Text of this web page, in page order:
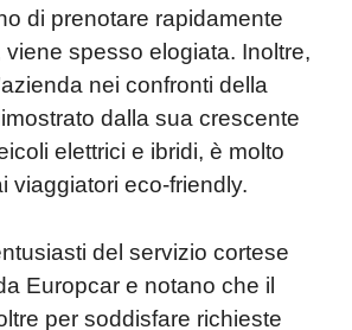
di prenotare rapidamente
spesso elogiata. Inoltre,
nei confronti della
dalla sua crescente
elettrici e ibridi, è molto
viaggiatori eco-friendly.
del servizio cortese
Europcar e notano che il
per soddisfare richieste